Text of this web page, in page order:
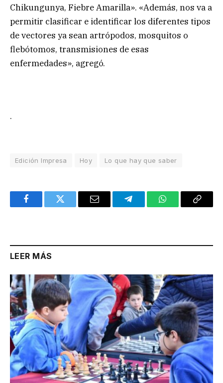
Chikungunya, Fiebre Amarilla». «Además, nos va a
permitir clasificar e identificar los diferentes tipos
de vectores ya sean artrópodos, mosquitos o
flebótomos, transmisiones de esas
enfermedades», agregó.
.
Edición Impresa Hoy Lo que hay que saber
FacebookTwitter Email TelegramWhatsAppCopy
LEER MÁS